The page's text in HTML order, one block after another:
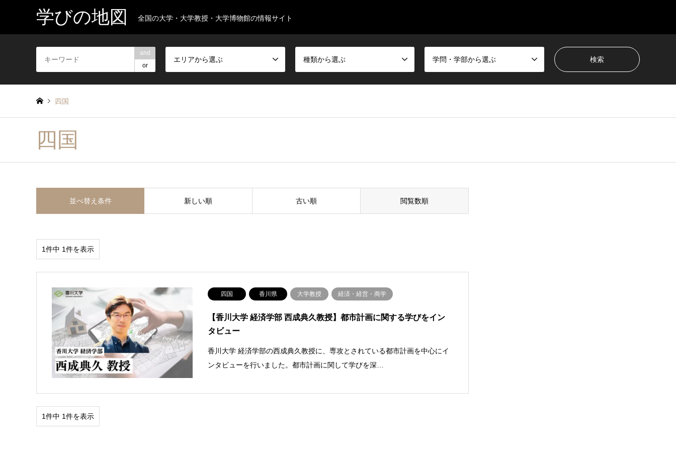
学びの地図 全国の大学・大学教授・大学博物館の情報サイト
and
or
エリアから選ぶ 種類から選ぶ 学問・学部から選ぶ
四国
四国
並べ替え条件 新しい順 古い順 閲覧数順
1件中 1件を表示
四国 香川県 大学教授 経済・経営・商学
【香川大学 経済学部 西成典久教授】都市計画に関する学びをイン
タビュー
香川大学 経済学部の西成典久教授に、専攻とされている都市計画を中心にイ
ンタビューを行いました。都市計画に関して学びを深…
1件中 1件を表示